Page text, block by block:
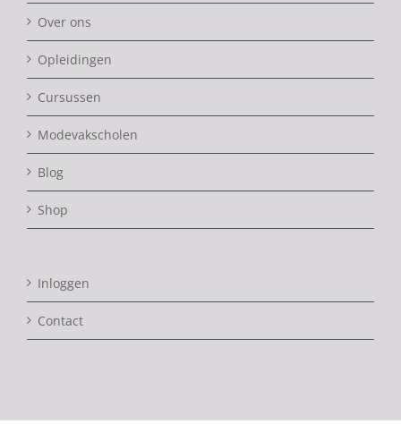
Over ons
Opleidingen
Cursussen
Modevakscholen
Blog
Shop
Inloggen
Contact